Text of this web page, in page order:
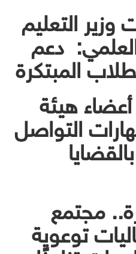
وزير التعليم
دعم
المبتكرة
هيئة
التواصل
مجتمع
توعوية